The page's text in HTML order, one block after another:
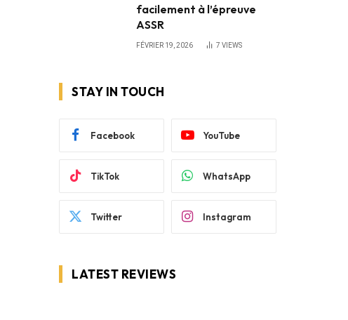
facilement à l’épreuve
ASSR
FÉVRIER 19, 2026 7 VIEWS
STAY IN TOUCH
Facebook YouTube
TikTok WhatsApp
Twitter Instagram
LATEST REVIEWS